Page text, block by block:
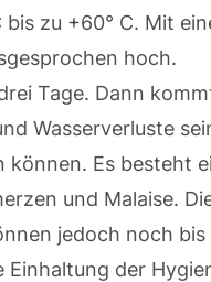
zu +60° C. Mit
hoch.
Tage. Dann
Wasserverluste
Es besteht
und Malaise.
jedoch noch
der